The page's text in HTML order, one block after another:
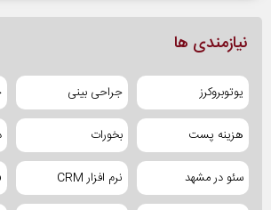
نیازمندی ها
یوتوبروکرز جراحی بینی
هزینه پست بخورات
سئو در مشهد نرم افزار CRM